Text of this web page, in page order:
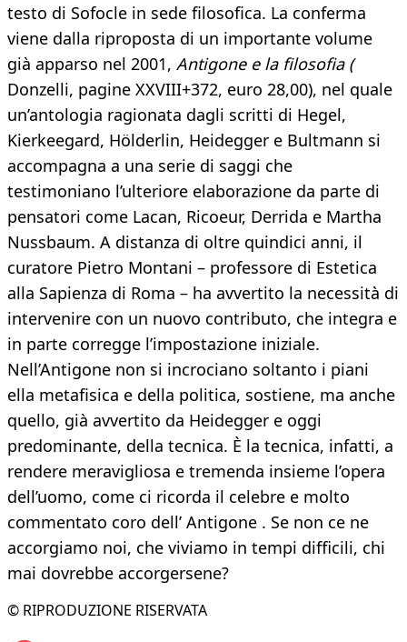
testo di Sofocle in sede filosofica. La conferma
viene dalla riproposta di un importante volume
già apparso nel 2001, Antigone e la filosofia (
Donzelli, pagine XXVIII+372, euro 28,00), nel quale
un’antologia ragionata dagli scritti di Hegel,
Kierkeegard, Hölderlin, Heidegger e Bultmann si
accompagna a una serie di saggi che
testimoniano l’ulteriore elaborazione da parte di
pensatori come Lacan, Ricoeur, Derrida e Martha
Nussbaum. A distanza di oltre quindici anni, il
curatore Pietro Montani – professore di Estetica
alla Sapienza di Roma – ha avvertito la necessità di
intervenire con un nuovo contributo, che integra e
in parte corregge l’impostazione iniziale.
Nell’Antigone non si incrociano soltanto i piani
ella metafisica e della politica, sostiene, ma anche
quello, già avvertito da Heidegger e oggi
predominante, della tecnica. È la tecnica, infatti, a
rendere meravigliosa e tremenda insieme l’opera
dell’uomo, come ci ricorda il celebre e molto
commentato coro dell’ Antigone . Se non ce ne
accorgiamo noi, che viviamo in tempi difficili, chi
mai dovrebbe accorgersene?
© RIPRODUZIONE RISERVATA